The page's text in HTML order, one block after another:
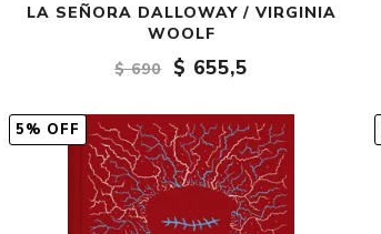
LA SEÑORA DALLOWAY / VIRGINIA
WOOLF
$ 690
$ 655,5
5% OFF